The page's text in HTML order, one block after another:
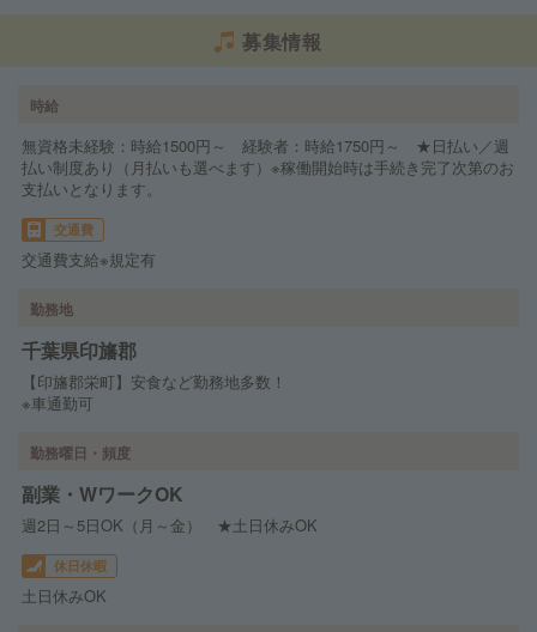
募集情報
時給
無資格未経験：時給1500円～ 経験者：時給1750円～ ★日払い／週
払い制度あり（月払いも選べます）※稼働開始時は手続き完了次第のお
支払いとなります。
交通費
交通費支給※規定有
勤務地
千葉県印旛郡
【印旛郡栄町】安食など勤務地多数！
※車通勤可
勤務曜日・頻度
副業・WワークOK
週2日～5日OK（月～金） ★土日休みOK
休日休暇
土日休みOK